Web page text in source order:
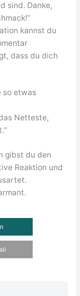
sind. Danke,
kannst du
dass du dich
so etwas
Netteste,
gibst du den
Reaktion und